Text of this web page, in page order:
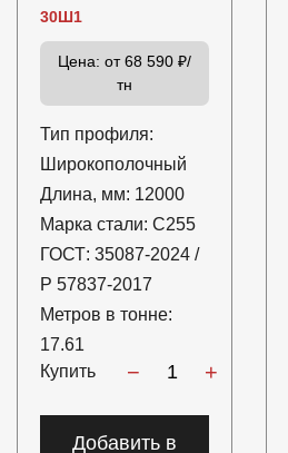
30Ш1
Цена: от 68 590 ₽/
тн
Тип профиля:
Широкополочный
Длина, мм: 12000
Марка стали: С255
ГОСТ: 35087-2024 /
Р 57837-2017
Метров в тонне:
17.61
Купить
− +
Добавить в